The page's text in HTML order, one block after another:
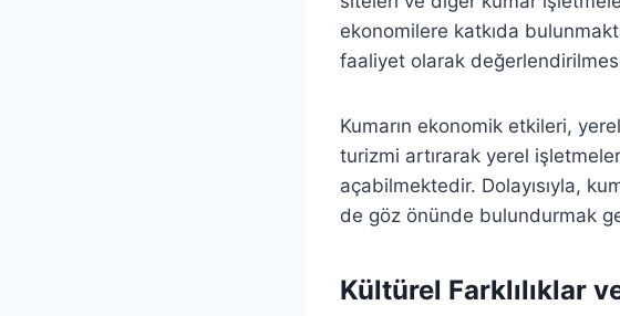
ekonomilere katkıda
faaliyet olarak
Kumarın ekonomik etkileri,
turizmi artırarak yerel
açabilmektedir. Dolayısıyla,
de göz önünde bulundurmak
Kültürel Farklılıklar